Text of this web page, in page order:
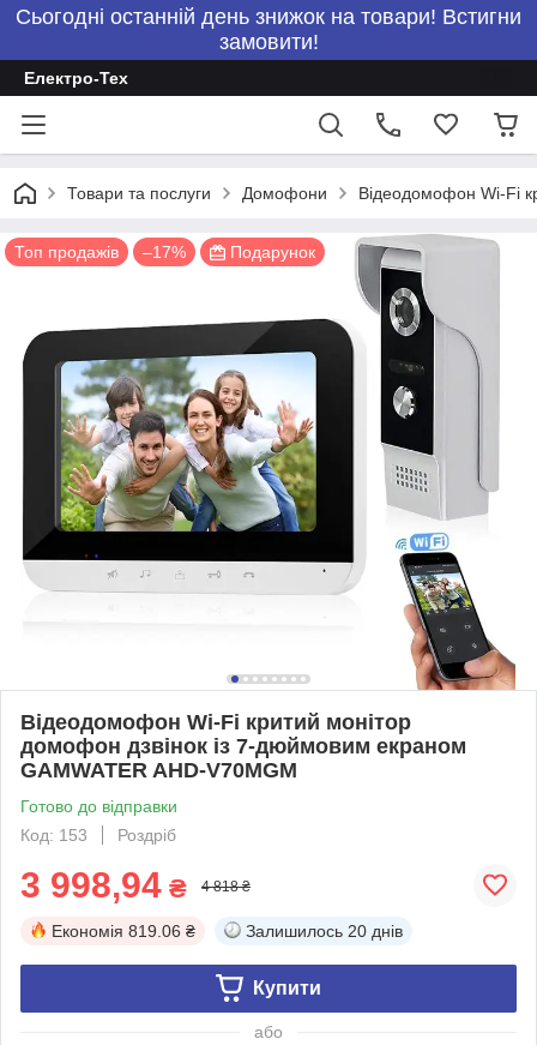
Сьогодні останній день знижок на товари! Встигни
замовити!
Електро-Тех
Товари та послуги Домофони Відеодомофон Wi-Fi
Топ продажів –17% Подарунок
Відеодомофон Wi-Fi критий монітор
домофон дзвінок із 7-дюймовим екраном
GAMWATER AHD-V70MGM
Готово до відправки
Код: 153
Роздріб
3 998,94 ₴ 4 818 ₴
Економія 819.06 ₴ Залишилось 20 днів
Купити
або